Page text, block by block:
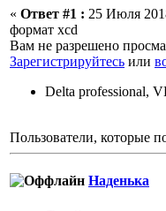
« Ответ #1 : 25 Июля
формат xcd
Вам не разрешено
Зарегистрируйтесь или
Delta professional,
Пользователи, которые
Наденька